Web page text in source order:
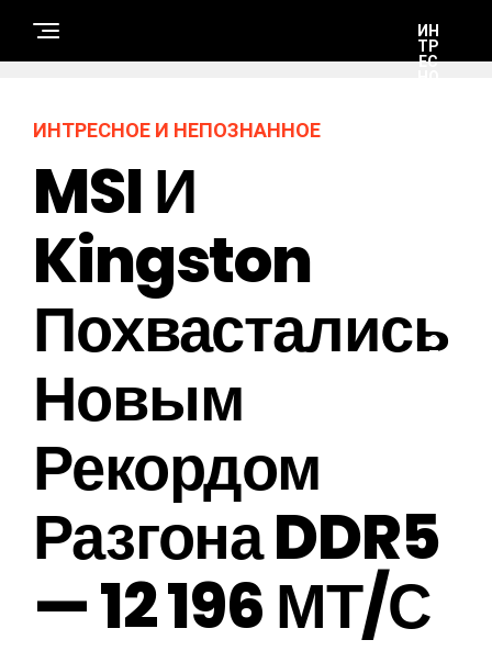
ИН
ТР
ЕС
О
Т
ИНТРЕСНОЕ И НЕПОЗНАННОЕ
MSI И
Kingston
Похвастались
Новым
Рекордом
Разгона DDR5
— 12 196 МТ/с